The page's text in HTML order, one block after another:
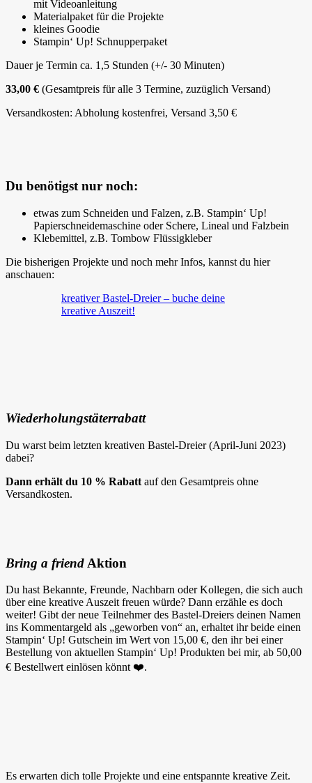
mit Videoanleitung
Materialpaket für die Projekte
kleines Goodie
Stampin‘ Up! Schnupperpaket
Dauer je Termin ca. 1,5 Stunden (+/- 30 Minuten)
33,00 € (Gesamtpreis für alle 3 Termine, zuzüglich Versand)
Versandkosten: Abholung kostenfrei, Versand 3,50 €
Du benötigst nur noch:
etwas zum Schneiden und Falzen, z.B. Stampin‘ Up!
Papierschneidemaschine oder Schere, Lineal und Falzbein
Klebemittel, z.B. Tombow Flüssigkleber
Die bisherigen Projekte und noch mehr Infos, kannst du hier
anschauen:
kreativer Bastel-Dreier – buche deine
kreative Auszeit!
Wiederholungstäterrabatt
Du warst beim letzten kreativen Bastel-Dreier (April-Juni 2023)
dabei?
Dann erhält du 10 % Rabatt auf den Gesamtpreis ohne
Versandkosten.
Bring a friend Aktion
Du hast Bekannte, Freunde, Nachbarn oder Kollegen, die sich auch
über eine kreative Auszeit freuen würde? Dann erzähle es doch
weiter! Gibt der neue Teilnehmer des Bastel-Dreiers deinen Namen
ins Kommentargeld als „geworben von“ an, erhaltet ihr beide einen
Stampin‘ Up! Gutschein im Wert von 15,00 €, den ihr bei einer
Bestellung von aktuellen Stampin‘ Up! Produkten bei mir, ab 50,00
€ Bestellwert einlösen könnt ❤️.
Es erwarten dich tolle Projekte und eine entspannte kreative Zeit.